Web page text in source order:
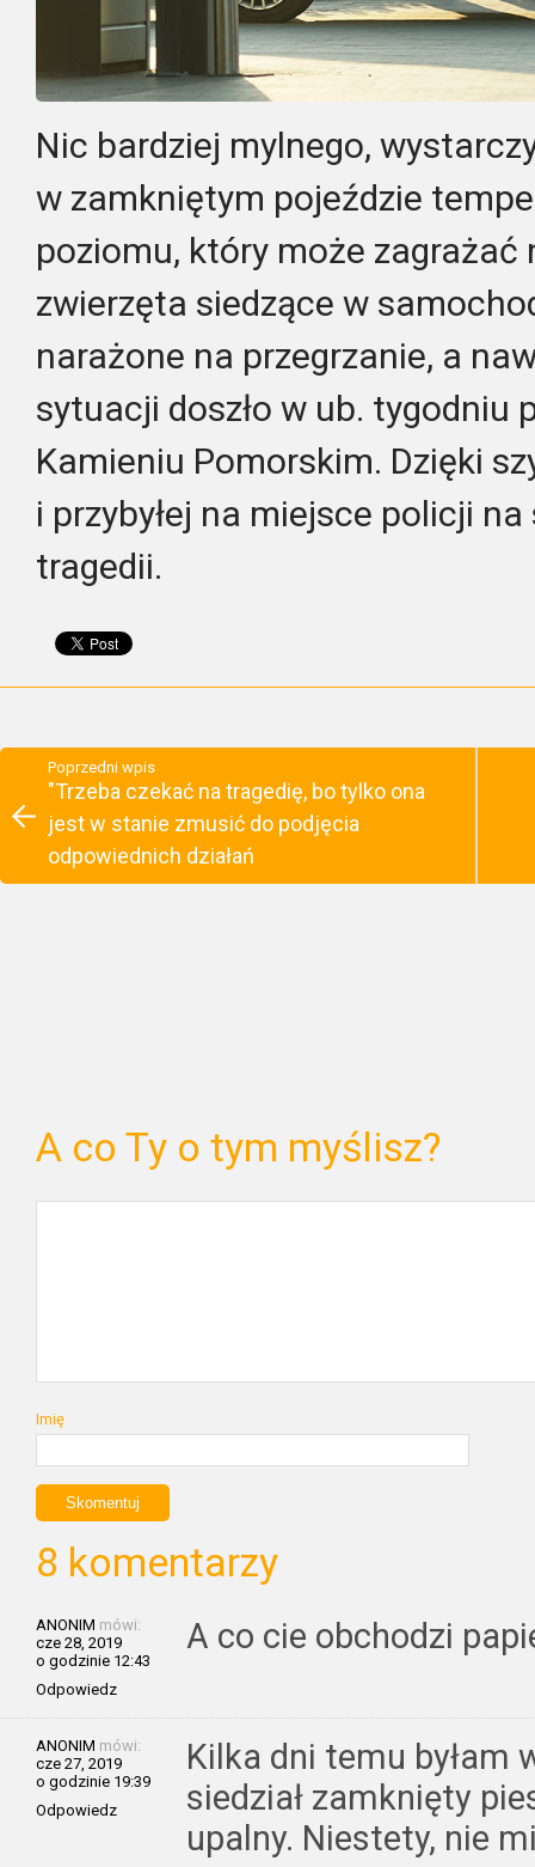
Nic bardziej mylnego,
w zamkniętym pojeździe
poziomu, który może zagrażać
zwierzęta siedzące w
narażone na przegrzanie, a
sytuacji doszło w ub. tygodniu
Kamieniu Pomorskim. Dzięki
i przybyłej na miejsce policji
tragedii.
Poprzedni wpis
"Trzeba czekać na tragedię, bo tylko ona
jest w stanie zmusić do podjęcia
odpowiednich działań
A co Ty o tym myślisz?
Imię
8 komentarzy
ANONIM mówi:
cze 28, 2019
o godzinie 12:43
Odpowiedz
A co cie obchodzi
ANONIM mówi:
cze 27, 2019
o godzinie 19:39
Odpowiedz
Kilka dni temu byłam
siedział zamknięty
upalny. Niestety, nie